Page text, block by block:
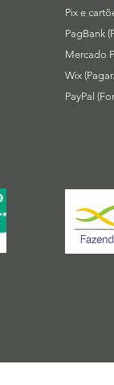
Pix e
PagBank
Mercado
Wix
PayPal